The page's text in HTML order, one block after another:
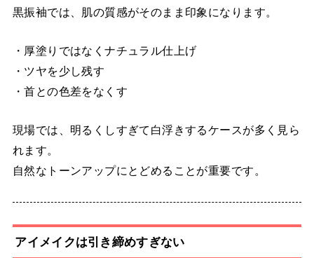
黒振袖では、肌の質感がそのまま印象になります。
・厚塗りではなくナチュラル仕上げ
・ツヤを少し残す
・首との色差をなくす
現場では、明るくしすぎて白浮きするケースが多く見ら
れます。
自然なトーンアップにとどめることが重要です。
アイメイクは引き締めすぎない